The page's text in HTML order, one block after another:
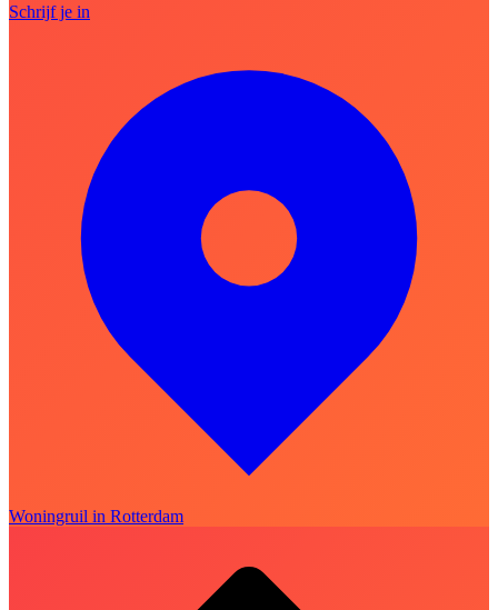
Schrijf je in
Woningruil in Rotterdam